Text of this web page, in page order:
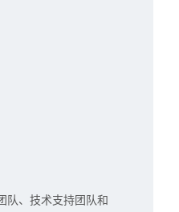
队、技术支持团队和